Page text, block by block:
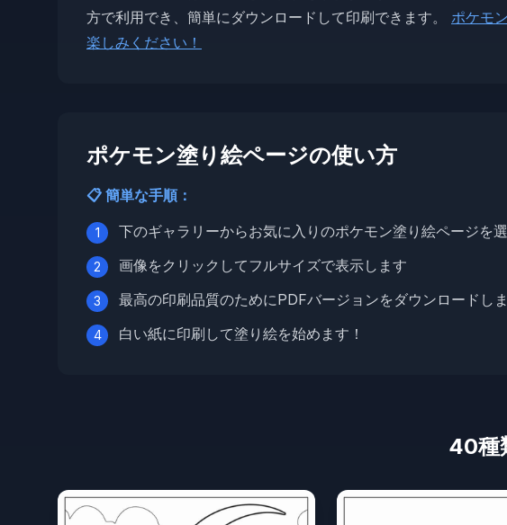
方で利用でき、簡単にダウンロードして印刷できます。
ポケモ
楽しみください！
ポケモン塗り絵ページの使い方
📋 簡単な手順：
1 下のギャラリーからお気に入りのポケモン塗り絵ページを
2 画像をクリックしてフルサイズで表示します
3 最高の印刷品質のためにPDFバージョンをダウンロードし
4 白い紙に印刷して塗り絵を始めます！
40種